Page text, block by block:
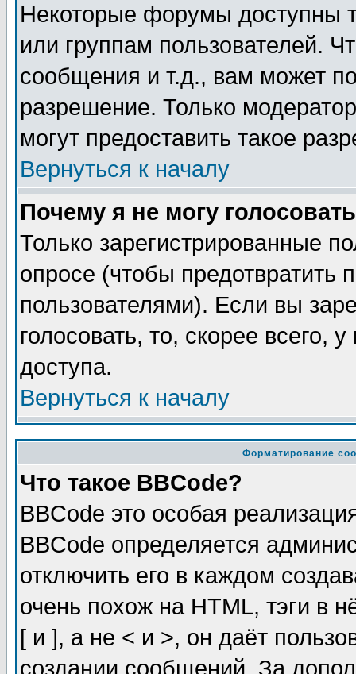
Некоторые форумы доступны
или группам пользователей.
сообщения и т.д., вам может
разрешение. Только
могут предоставить такое
Вернуться к началу
Почему я не могу
Только зарегистрированные
опросе (чтобы предотвратить
пользователями). Если вы
голосовать, то, скорее всего,
доступа.
Вернуться к началу
Форматирование
Что такое BBCode?
BBCode это особая
BBCode определяется
отключить его в каждом
очень похож на HTML, тэги в
[ и ], а не < и >, он даёт
создании сообщений. За